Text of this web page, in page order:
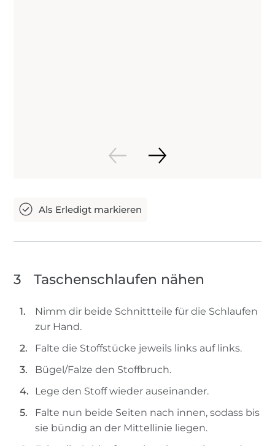
3 Taschenschlaufen nähen
Nimm dir beide Schnittteile für die Schlaufen
zur Hand.
Falte die Stoffstücke jeweils links auf links.
Bügel/Falze den Stoffbruch.
Lege den Stoff wieder auseinander.
Falte nun beide Seiten nach innen, sodass bis
sie bündig an der Mittellinie liegen.